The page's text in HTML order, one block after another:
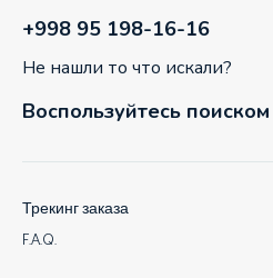
+998 95 198-16-16
Не нашли то что искали?
Воспользуйтесь поиском
Трекинг заказа
F.A.Q.